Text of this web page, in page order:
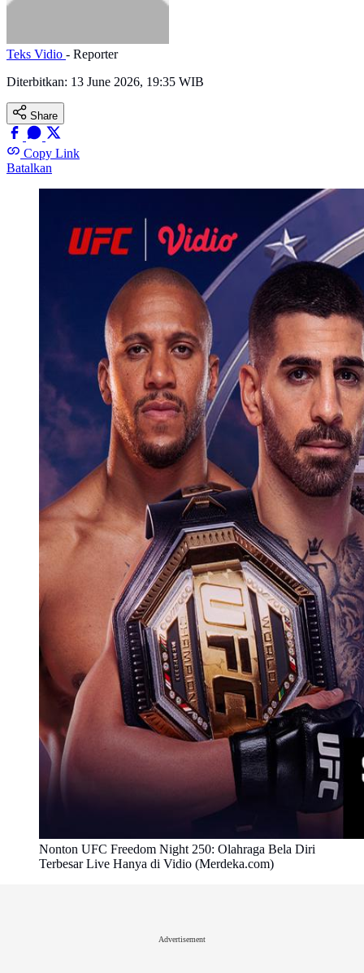
Teks Vidio - Reporter
Diterbitkan: 13 June 2026, 19:35 WIB
Share
Copy Link
Batalkan
Nonton UFC Freedom Night 250: Olahraga Bela Diri
Terbesar Live Hanya di Vidio (Merdeka.com)
Advertisement